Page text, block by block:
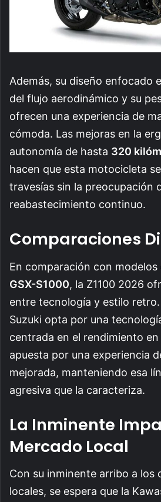
Además, su diseño enfocado
del flujo aerodinámico y su
ofrecen una experiencia de
cómoda. Las mejoras en la
autonomía de hasta 320
hacen que esta motocicleta
travesías sin la preocupación
reabastecimiento continuo.
Comparaciones
En comparación con modelos
GSX-S1000, la Z1100 2026
entre tecnología y estilo
Suzuki opta por una
centrada en el rendimiento
apuesta por una experiencia
mejorada, manteniendo esa
agresiva que la caracteriza.
La Inminente
Mercado Local
Con su inminente arribo a los
locales, se espera que la